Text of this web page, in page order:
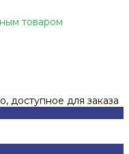
товаром
доступное для заказа